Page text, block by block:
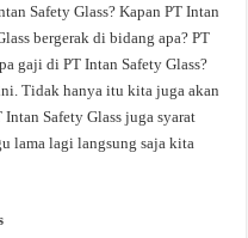
Safety Glass? Kapan PT Intan
bergerak di bidang apa? PT
gaji di PT Intan Safety Glass?
Tidak hanya itu kita juga akan
Safety Glass juga syarat
lama lagi langsung saja kita